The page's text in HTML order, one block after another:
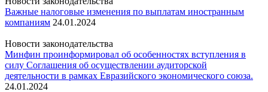
Важные налоговые изменения по выплатам иностранным
компаниям 24.01.2024
Новости законодательства
Минфин проинформировал об особенностях вступления в
силу Соглашения об осуществлении аудиторской
деятельности в рамках Евразийского экономического союза.
24.01.2024